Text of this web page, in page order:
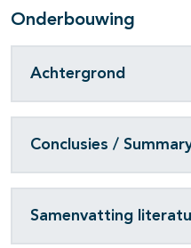
Onderbouwing
Achtergrond
Conclusies /
Samenvatting